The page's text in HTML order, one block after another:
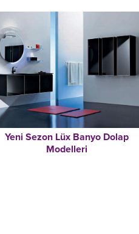
Yeni Sezon Lüx Banyo Dolap
Modelleri